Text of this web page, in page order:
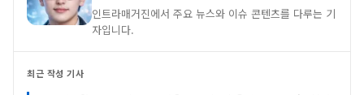
인트라매거진에서 주요 뉴스와 이슈 콘텐츠를 다루는 기
자입니다.
최근 작성 기사